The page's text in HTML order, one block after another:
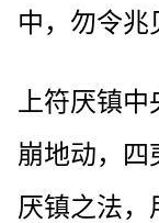
中，勿令兆
上符厌镇
崩地动，四
厌镇之法，